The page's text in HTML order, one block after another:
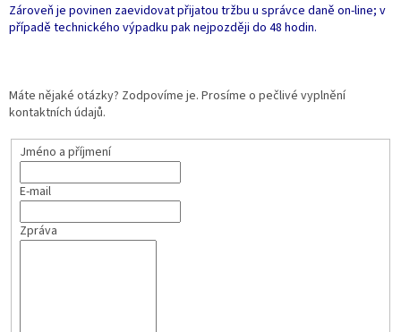
Zároveň je povinen zaevidovat přijatou tržbu u správce daně on-line; v
případě technického výpadku pak nejpozději do 48 hodin.
Máte nějaké otázky? Zodpovíme je. Prosíme o pečlivé vyplnění
kontaktních údajů.
Jméno a příjmení
E-mail
Zpráva